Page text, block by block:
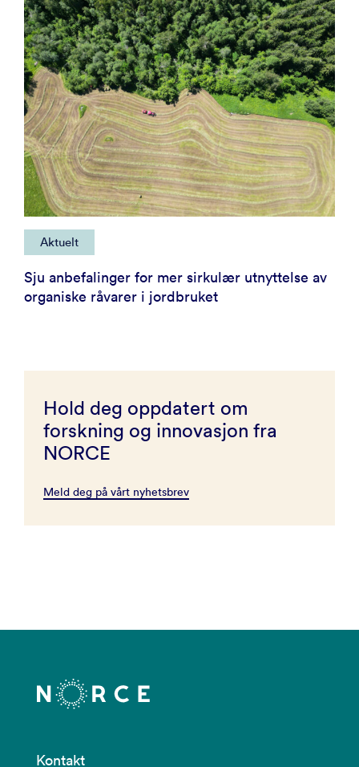
Aktuelt
Sju anbefalinger for mer sirkulær utnyttelse av
organiske råvarer i jordbruket
Hold deg oppdatert om
forskning og innovasjon fra
NORCE
Meld deg på vårt nyhetsbrev
Kontakt